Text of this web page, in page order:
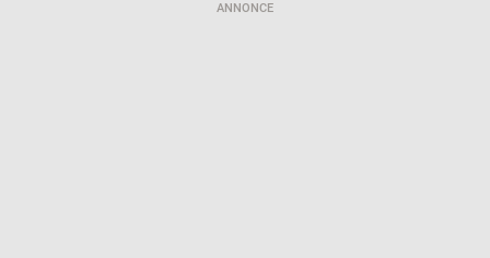
ANNONCE